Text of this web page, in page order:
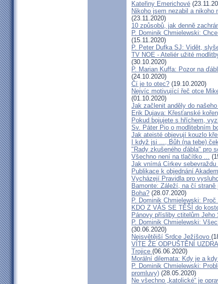
Kateřiny Emerichové
Nikoho jsem nezabil a nikoho
(23.11.2020)
10 způsobů, jak denně
P. Dominik Chmielewski:
(15.11.2020)
P. Peter Dufka SJ: Vidět,
TV NOE - Ateliér užité
(30.10.2020)
P. Marian Kuffa: Pozor na
(24.10.2020)
Čí je to otec? (19.10.2020)
Nejvíc motivující řeč otce
(01.10.2020)
Jak začlenit anděly do
Erik Dujava: Křesťanské
Pokud bojujete s hříchem,
Sv. Páter Pio o modlitebním
Jak ateisté objevují kouzlo
I když jsi ..., Bůh (na tebe)
"Rady zkušeného ďábla" pro
Všechno není na tlačítko ...
Jak vnímá Církev
Publikace k objednání
Vycházejí Pravidla pro
Bamonte: Záleží, na čí
Boha? (28.07.2020)
P. Dominik Chmielewski:
KDO Z VÁS SE TĚŠÍ do
Pánovy přísliby ctitelům Jeho
P. Dominik Chmielewski:
(30.06.2020)
Nejsvětější Srdce Ježíšovo
VÍTE ŽE ODPUŠTĚNÍ
Trojice (06.06.2020)
Morální dilemata: Kdy je a
P. Dominik Chmielewski:
promluvy) (28.05.2020)
Ne všechno „katolické“ je